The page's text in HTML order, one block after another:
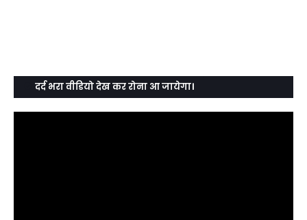
दर्द भरा वीडियो देख कर रोना आ जायेगा।